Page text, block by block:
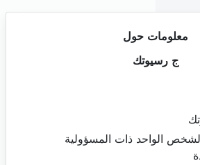
معلومات حول
ج رسيوتك
الواحد ذات المسؤولية